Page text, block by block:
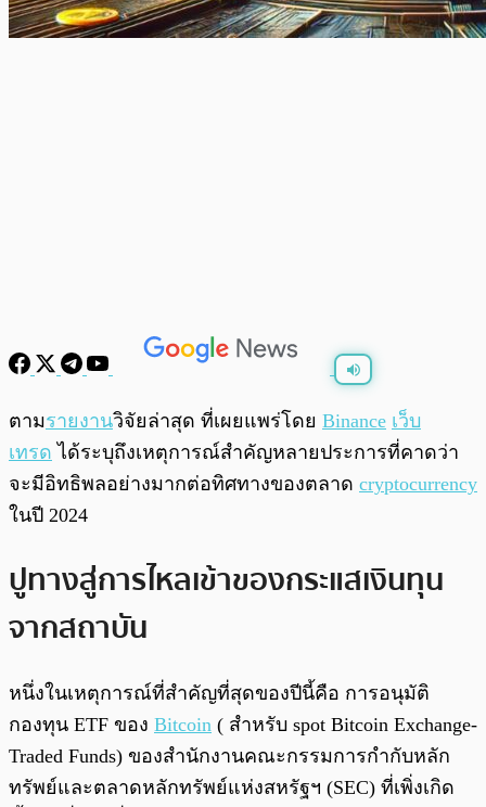
/
ตามรายงานวิจัยล่าสุด ที่เผยแพร่โดย Binance เว็บ
เทรด ได้ระบุถึงเหตุการณ์สำคัญหลายประการที่คาดว่า
จะมีอิทธิพลอย่างมากต่อทิศทางของตลาด cryptocurrency
ในปี 2024
ปูทางสู่การไหลเข้าของกระแสเงินทุน
จากสถาบัน
หนึ่งในเหตุการณ์ที่สำคัญที่สุดของปีนี้คือ การอนุมัติ
กองทุน ETF ของ Bitcoin ( สำหรับ spot Bitcoin Exchange-
Traded Funds) ของสำนักงานคณะกรรมการกำกับหลัก
ทรัพย์และตลาดหลักทรัพย์แห่งสหรัฐฯ (SEC) ที่เพิ่งเกิด